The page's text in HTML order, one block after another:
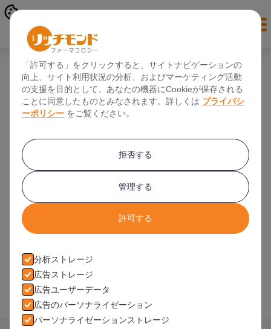
「許可する」をクリックすると、サイトナビゲーションの
向上、サイト利用状況の分析、およびマーケティング活動
の支援を目的として、あなたの機器にCookieが保存される
ことに同意したものとみなされます。詳しくは プライバシ
ーポリシー をご覧ください。
拒否する
管理する
許可する
分析ストレージ
広告ストレージ
広告ユーザーデータ
広告のパーソナライゼーション
パーソナライゼーションストレージ
最終案内！ 免疫疾患の治験 謝礼金：
5,464ポンド （約73万円）＋交通費・宿泊
イギリス・ロンドン治験 日本人男女募集中
July 30, 2020